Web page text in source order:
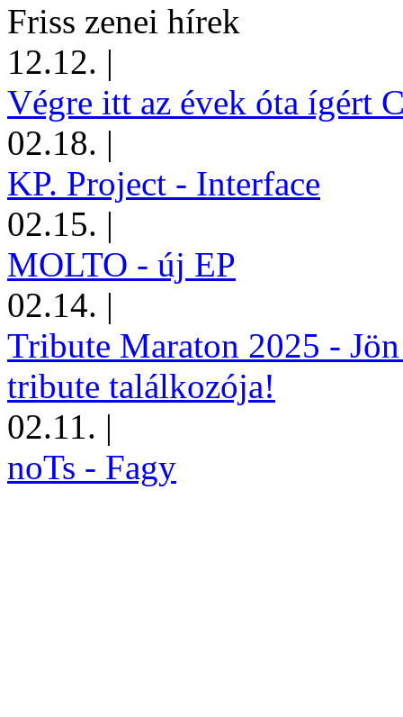
Friss zenei hírek
12.12. |
Végre itt az évek óta ígért
02.18. |
KP. Project - Interface
02.15. |
MOLTO - új EP
02.14. |
Tribute Maraton 2025 -
tribute találkozója!
02.11. |
noTs - Fagy